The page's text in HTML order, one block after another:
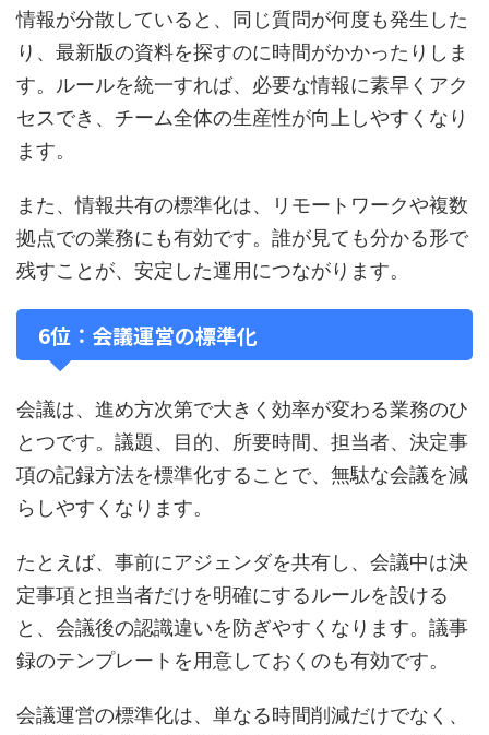
情報が分散していると、同じ質問が何度も発生した
り、最新版の資料を探すのに時間がかかったりしま
す。ルールを統一すれば、必要な情報に素早くアク
セスでき、チーム全体の生産性が向上しやすくなり
ます。
また、情報共有の標準化は、リモートワークや複数
拠点での業務にも有効です。誰が見ても分かる形で
残すことが、安定した運用につながります。
6位：会議運営の標準化
会議は、進め方次第で大きく効率が変わる業務のひ
とつです。議題、目的、所要時間、担当者、決定事
項の記録方法を標準化することで、無駄な会議を減
らしやすくなります。
たとえば、事前にアジェンダを共有し、会議中は決
定事項と担当者だけを明確にするルールを設ける
と、会議後の認識違いを防ぎやすくなります。議事
録のテンプレートを用意しておくのも有効です。
会議運営の標準化は、単なる時間削減だけでなく、